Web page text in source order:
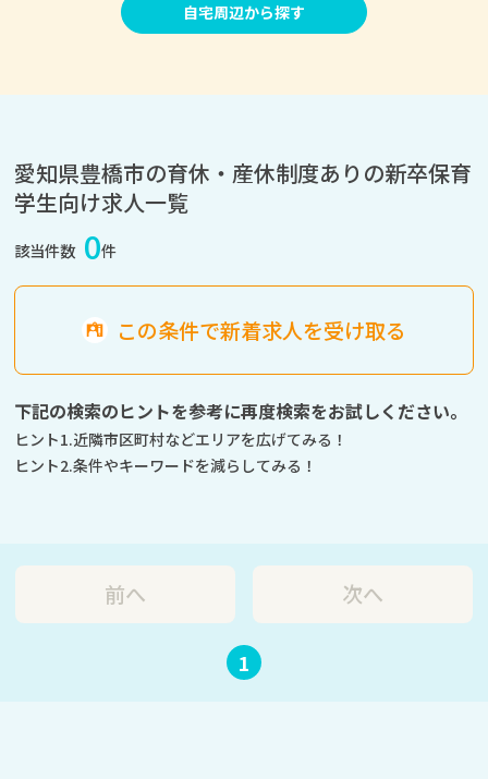
自宅周辺から探す
愛知県豊橋市の育休・産休制度ありの新卒保育
学生向け求人一覧
該当件数 0件
この条件で新着求人を受け取る
下記の検索のヒントを参考に再度検索をお試しください。
ヒント1.近隣市区町村などエリアを広げてみる！
ヒント2.条件やキーワードを減らしてみる！
前へ
1
次へ